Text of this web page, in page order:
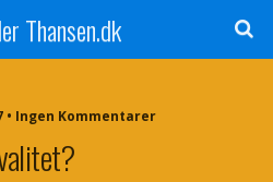
Thansen.dk
• Ingen Kommentarer